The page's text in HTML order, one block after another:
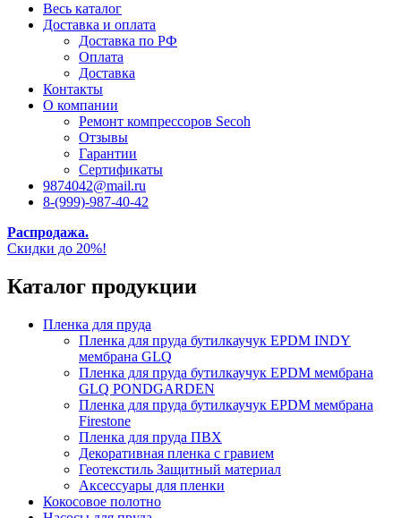
Весь каталог
Доставка и оплата
Доставка по РФ
Оплата
Доставка
Контакты
О компании
Ремонт компрессоров Secoh
Отзывы
Гарантии
Сертификаты
9874042@mail.ru
8-(999)-987-40-42
Распродажа.
Скидки до 20%!
Каталог продукции
Пленка для пруда
Пленка для пруда бутилкаучук EPDM INDY
мембрана GLQ
Пленка для пруда бутилкаучук EPDM мембрана
GLQ PONDGARDEN
Пленка для пруда бутилкаучук EPDM мембрана
Firestone
Пленка для пруда ПВХ
Декоративная пленка с гравием
Геотекстиль Защитный материал
Аксессуары для пленки
Кокосовое полотно